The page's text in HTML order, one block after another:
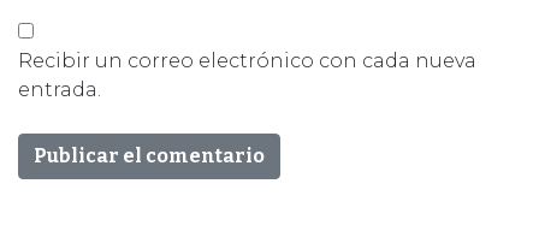
Recibir un correo electrónico con cada nueva
entrada.